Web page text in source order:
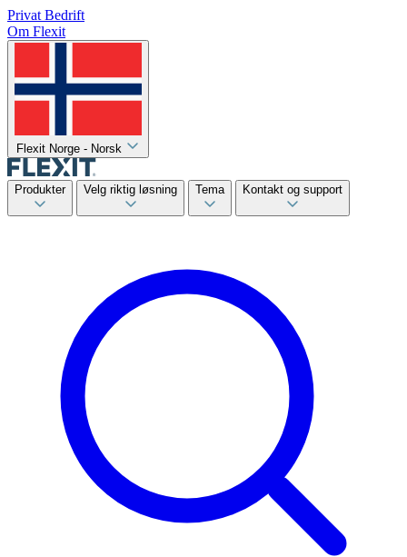
Privat Bedrift
Om Flexit
Flexit Norge - Norsk
Produkter Velg riktig løsning Tema Kontakt og support